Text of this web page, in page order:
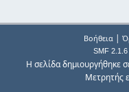
Βοήθεια|
SMF
Η σελίδα δημιουργήθηκε
Μετρητής